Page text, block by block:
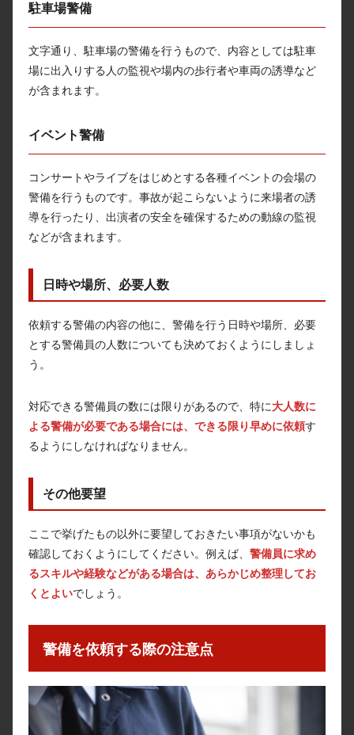
駐車場警備
文字通り、駐車場の警備を行うもので、内容としては駐車
場に出入りする人の監視や場内の歩行者や車両の誘導など
が含まれます。
イベント警備
コンサートやライブをはじめとする各種イベントの会場の
警備を行うものです。事故が起こらないように来場者の誘
導を行ったり、出演者の安全を確保するための動線の監視
などが含まれます。
日時や場所、必要人数
依頼する警備の内容の他に、警備を行う日時や場所、必要
とする警備員の人数についても決めておくようにしましょ
う。
対応できる警備員の数には限りがあるので、特に大人数に
よる警備が必要である場合には、できる限り早めに依頼す
るようにしなければなりません。
その他要望
ここで挙げたもの以外に要望しておきたい事項がないかも
確認しておくようにしてください。例えば、 警備員に求め
るスキルや経験などがある場合は、あらかじめ整理してお
くとよいでしょう。
警備を依頼する際の注意点